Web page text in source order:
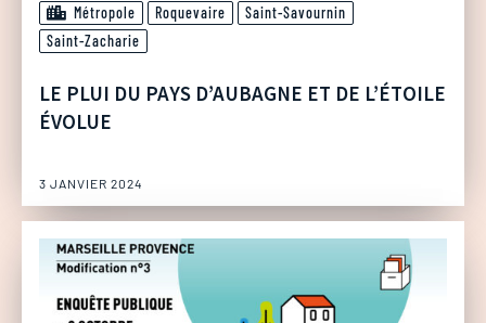
Métropole
Roquevaire
Saint-Savournin
Saint-Zacharie
LE PLUI DU PAYS D’AUBAGNE ET DE L’ÉTOILE
ÉVOLUE
3 JANVIER 2024